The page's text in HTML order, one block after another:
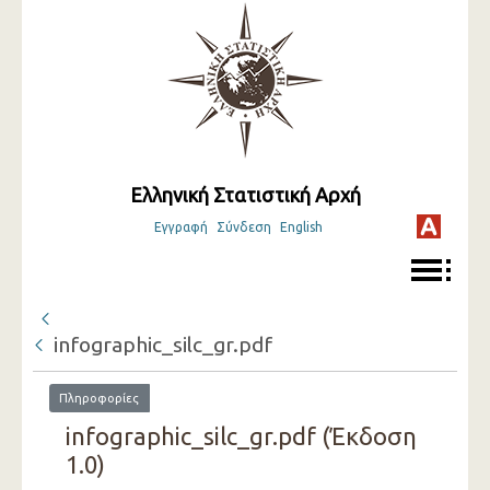
Ελληνική Στατιστική Αρχή
Εγγραφή Σύνδεση English
infographic_silc_gr.pdf
Πληροφορίες
infographic_silc_gr.pdf (Έκδοση
1.0)